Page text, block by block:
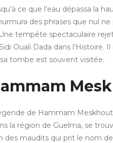
ce que l’eau dépassa la
des phrases que nul
tempête spectaculaire
Ouali Dada dans l’Histoire. Il
tombe est souvent visitée.
de Hammam
la région de Guelma, se
maudits qui prit le nom